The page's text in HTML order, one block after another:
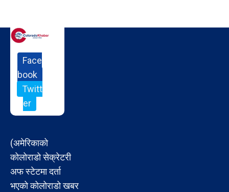
Face
book
Twitt
er
(अमेरिकाको
कोलोराडो सेक्रेटरी
अफ स्टेटमा दर्ता
भएको कोलोराडो खबर